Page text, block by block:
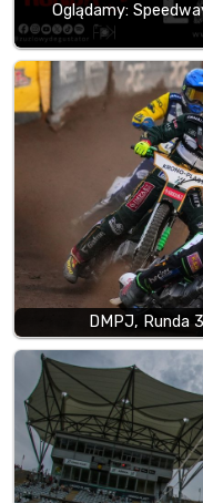
Oglądamy:
DMPJ, Runda